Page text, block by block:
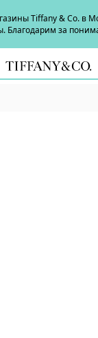
Tiffany & Co. в
Благодарим за